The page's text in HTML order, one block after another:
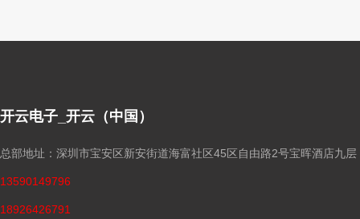
开云电子_开云（中国）
总部地址：深圳市宝安区新安街道海富社区45区自由路2号宝晖酒店九层
13590149796
18926426791